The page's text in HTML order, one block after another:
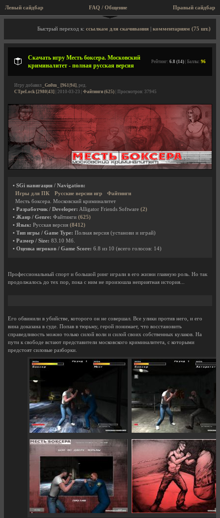
Левый сайдбар FAQ / Общение
Описание игры, скриншоты, видео
Быстрый переход к: ссылкам для скачивания комментариям (75 шт.)
Скачать игру Месть боксера. Московский
криминалитет - полная русская версия
Рейтинг: 6.8 (14) | Баллы: 96
Игру добавил _Gn0m_ [961|94], ред.
CTpeLock [2980|43] | 2010-03-23 | Файтинги (625) | Просмотров: 37945
• SGi навигация / Navigation:
Игры для ПК
Русские версии игр
Файтинги
Месть боксера. Московский криминалитет
• Разработчик / Developer: Alligator Friends Software (2)
• Жанр / Genre: Файтинги (625)
• Язык: Русская версия (8412)
• Тип игры / Game Type: Полная версия (установи и играй)
• Размер / Size: 83.10 Мб.
• Оценка игроков / Game Score: 6.8 из 10 (всего голосов: 14)
Профессиональный спорт и большой ринг играли в его жизни главную роль. Но так
продолжалось до тех пор, пока с ним не произошла неприятная история...
Его обвинили в убийстве, которого он не совершал. Все улики против него, и его
вина доказана в суде. Попав в тюрьму, герой понимает, что восстановить
справедливость можно только силой воли и силой своих собственных кулаков. На
пути к свободе встают представители московского криминалитета, с которыми
предстоят силовые разборки.